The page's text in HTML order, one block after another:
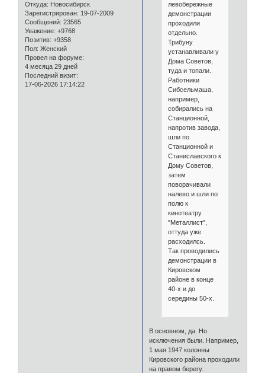
Откуда: Новосибирск
Зарегистрирован: 19-07-2009
Сообщений: 23565
Уважение: +9768
Позитив: +9358
Пол: Женский
Провел на форуме:
4 месяца 29 дней
Последний визит:
17-06-2026 17:14:22
левобережные
демонстрации
проходили
отдельно.
Трибуну
устанавливали у
Дома Советов,
туда и топали.
Работники
Сибсельмаша,
например,
собирались на
Станционной,
напротив завода,
шли по
Станционной и
Станиславского к
Дому Советов,
затем
поворачивали
налево и шли по
полю к
кинотеатру
"Металлист",
оттуда уже
расходилсь.
Так проводились
демонстрации в
Кировском
районе в конце
40-х и до
середины 50-х.
В основном, да. Но
исключения были. Например,
1 мая 1947 колонны
Кировского района проходили
на правом берегу.